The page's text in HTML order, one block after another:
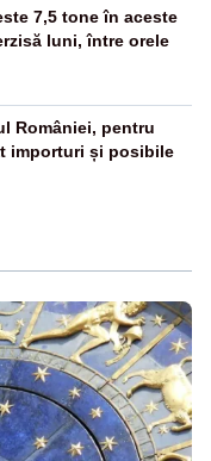
7,5 tone în aceste
luni, între orele
României, pentru
importuri și posibile